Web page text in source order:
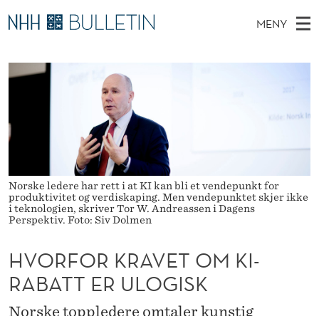
H
V
O
F
O
R
K
R
A
V
E
MENY
O
V
D
M
E
N
Y
Ø
T
S
T
T
Stipendiater og nye forskerprofiler
Om Bulletin
Norske ledere har rett i at KI kan bli et vendepunkt for
produktivitet og verdiskaping. Men vendepunktet skjer ikke
i teknologien, skriver Tor W. Andreassen i Dagens
Perspektiv. Foto: Siv Dolmen
HVORFOR KRAVET OM KI-
RABATT ER ULOGISK
Norske toppledere omtaler kunstig